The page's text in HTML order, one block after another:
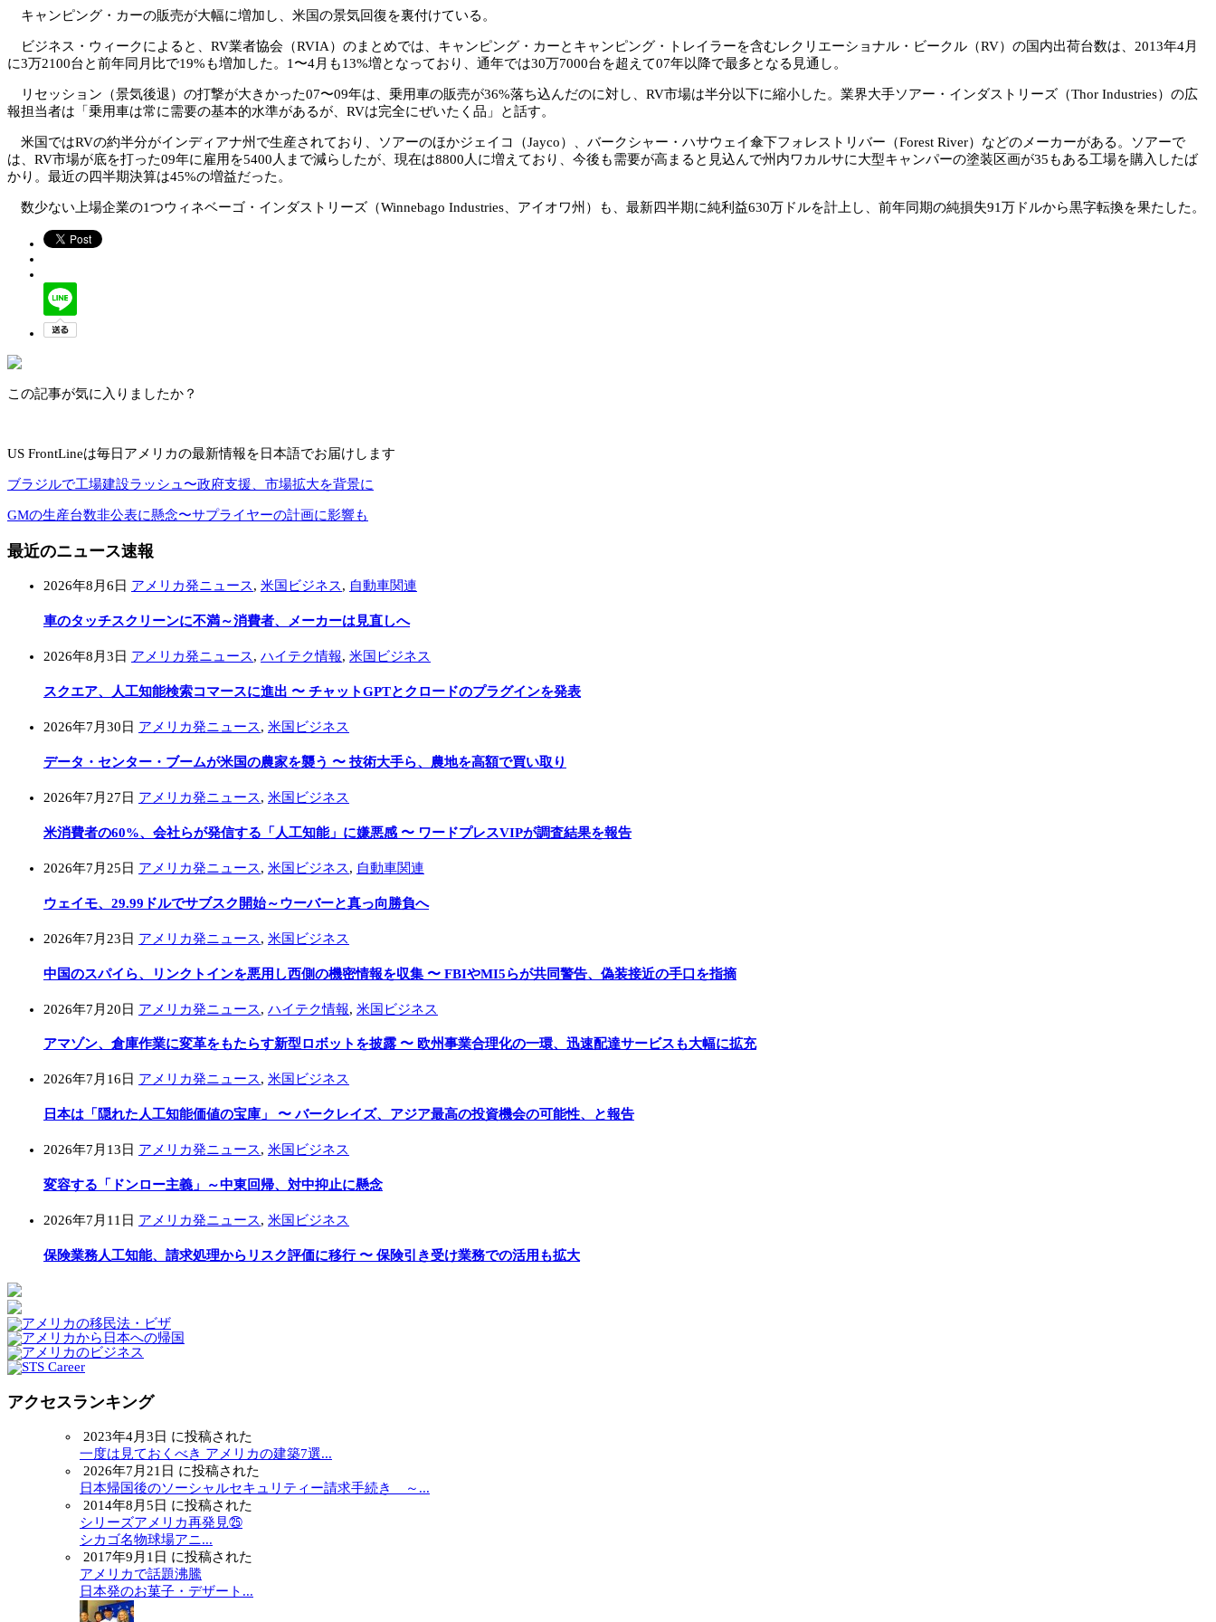
キャンピング・カーの販売が大幅に増加し、米国の景気回復を裏付けている。
ビジネス・ウィークによると、RV業者協会（RVIA）のまとめでは、キャンピング・カーとキャンピング・トレイラーを含むレクリエーショナル・ビークル（RV）の国内出荷台数は、2013年4月
に3万2100台と前年同月比で19%も増加した。1〜4月も13%増となっており、通年では30万7000台を超えて07年以降で最多となる見通し。
リセッション（景気後退）の打撃が大きかった07〜09年は、乗用車の販売が36%落ち込んだのに対し、RV市場は半分以下に縮小した。業界大手ソアー・インダストリーズ（Thor Industries）の広
報担当者は「乗用車は常に需要の基本的水準があるが、RVは完全にぜいたく品」と話す。
米国ではRVの約半分がインディアナ州で生産されており、ソアーのほかジェイコ（Jayco）、バークシャー・ハサウェイ傘下フォレストリバー（Forest River）などのメーカーがある。ソアーで
は、RV市場が底を打った09年に雇用を5400人まで減らしたが、現在は8800人に増えており、今後も需要が高まると見込んで州内ワカルサに大型キャンパーの塗装区画が35もある工場を購入したば
かり。最近の四半期決算は45%の増益だった。
数少ない上場企業の1つウィネベーゴ・インダストリーズ（Winnebago Industries、アイオワ州）も、最新四半期に純利益630万ドルを計上し、前年同期の純損失91万ドルから黒字転換を果たした。
この記事が気に入りましたか？
US FrontLineは毎日アメリカの最新情報を日本語でお届けします
ブラジルで工場建設ラッシュ〜政府支援、市場拡大を背景に
GMの生産台数非公表に懸念〜サプライヤーの計画に影響も
最近のニュース速報
2026年8月6日 アメリカ発ニュース, 米国ビジネス, 自動車関連
車のタッチスクリーンに不満～消費者、メーカーは見直しへ
2026年8月3日 アメリカ発ニュース, ハイテク情報, 米国ビジネス
スクエア、人工知能検索コマースに進出 〜 チャットGPTとクロードのプラグインを発表
2026年7月30日 アメリカ発ニュース, 米国ビジネス
データ・センター・ブームが米国の農家を襲う 〜 技術大手ら、農地を高額で買い取り
2026年7月27日 アメリカ発ニュース, 米国ビジネス
米消費者の60%、会社らが発信する「人工知能」に嫌悪感 〜 ワードプレスVIPが調査結果を報告
2026年7月25日 アメリカ発ニュース, 米国ビジネス, 自動車関連
ウェイモ、29.99ドルでサブスク開始～ウーバーと真っ向勝負へ
2026年7月23日 アメリカ発ニュース, 米国ビジネス
中国のスパイら、リンクトインを悪用し西側の機密情報を収集 〜 FBIやMI5らが共同警告、偽装接近の手口を指摘
2026年7月20日 アメリカ発ニュース, ハイテク情報, 米国ビジネス
アマゾン、倉庫作業に変革をもたらす新型ロボットを披露 〜 欧州事業合理化の一環、迅速配達サービスも大幅に拡充
2026年7月16日 アメリカ発ニュース, 米国ビジネス
日本は「隠れた人工知能価値の宝庫」 〜 バークレイズ、アジア最高の投資機会の可能性、と報告
2026年7月13日 アメリカ発ニュース, 米国ビジネス
変容する「ドンロー主義」～中東回帰、対中抑止に懸念
2026年7月11日 アメリカ発ニュース, 米国ビジネス
保険業務人工知能、請求処理からリスク評価に移行 〜 保険引き受け業務での活用も拡大
アクセスランキング
2023年4月3日 に投稿された
一度は見ておくべき アメリカの建築7選...
2026年7月21日 に投稿された
日本帰国後のソーシャルセキュリティー請求手続き ～...
2014年8月5日 に投稿された
シリーズアメリカ再発見㉕
シカゴ名物球場アニ...
2017年9月1日 に投稿された
アメリカで話題沸騰
日本発のお菓子・デザート...